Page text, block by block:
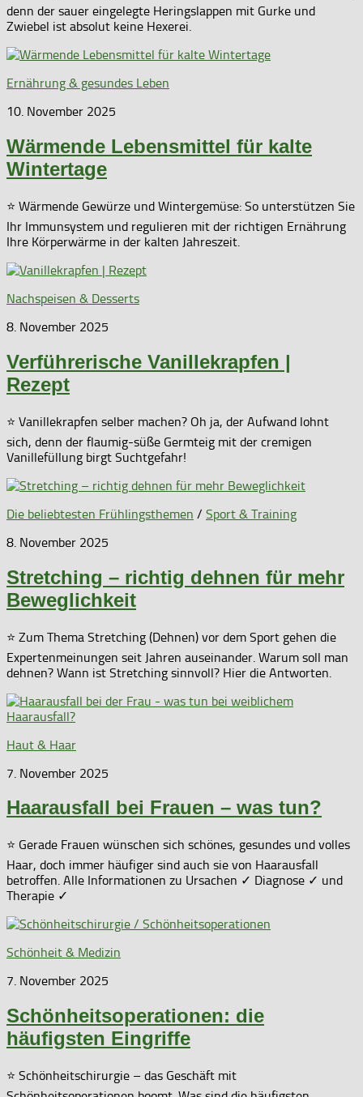
denn der sauer eingelegte Heringslappen mit Gurke und
Zwiebel ist absolut keine Hexerei.
Ernährung & gesundes Leben
10. November 2025
Wärmende Lebensmittel für kalte
Wintertage
⭐ Wärmende Gewürze und Wintergemüse: So unterstützen Sie
Ihr Immunsystem und regulieren mit der richtigen Ernährung
Ihre Körperwärme in der kalten Jahreszeit.
Nachspeisen & Desserts
8. November 2025
Verführerische Vanillekrapfen |
Rezept
⭐ Vanillekrapfen selber machen? Oh ja, der Aufwand lohnt
sich, denn der flaumig-süße Germteig mit der cremigen
Vanillefüllung birgt Suchtgefahr!
Die beliebtesten Frühlingsthemen / Sport & Training
8. November 2025
Stretching – richtig dehnen für mehr
Beweglichkeit
⭐ Zum Thema Stretching (Dehnen) vor dem Sport gehen die
Expertenmeinungen seit Jahren auseinander. Warum soll man
dehnen? Wann ist Stretching sinnvoll? Hier die Antworten.
Haut & Haar
7. November 2025
Haarausfall bei Frauen – was tun?
⭐ Gerade Frauen wünschen sich schönes, gesundes und volles
Haar, doch immer häufiger sind auch sie von Haarausfall
betroffen. Alle Informationen zu Ursachen ✓ Diagnose ✓ und
Therapie ✓
Schönheit & Medizin
7. November 2025
Schönheitsoperationen: die
häufigsten Eingriffe
⭐ Schönheitschirurgie – das Geschäft mit